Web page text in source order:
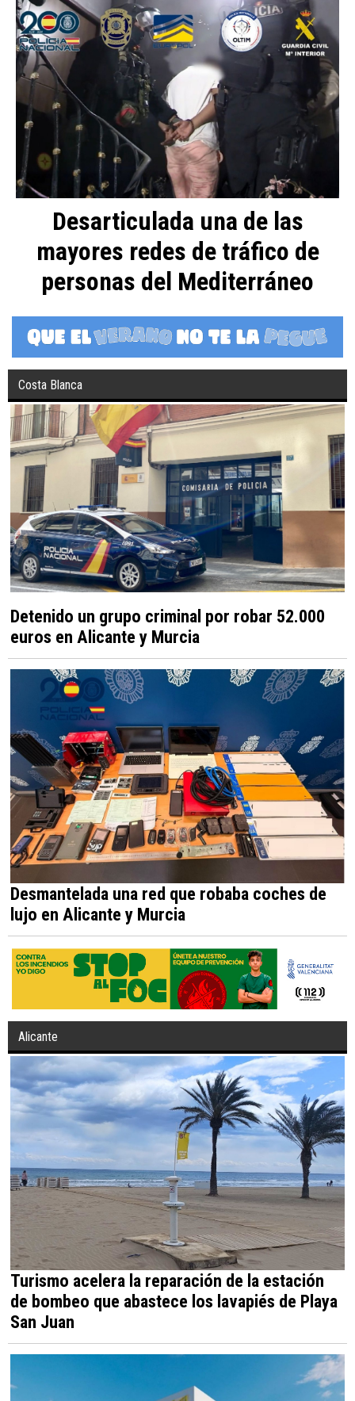
Desarticulada una de las
mayores redes de tráfico de
personas del Mediterráneo
Costa Blanca
Detenido un grupo criminal por robar 52.000
euros en Alicante y Murcia
Desmantelada una red que robaba coches de
lujo en Alicante y Murcia
Alicante
Turismo acelera la reparación de la estación
de bombeo que abastece los lavapiés de Playa
San Juan